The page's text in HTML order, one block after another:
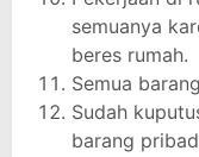
semuanya
beres rumah.
Semua
Sudah
barang